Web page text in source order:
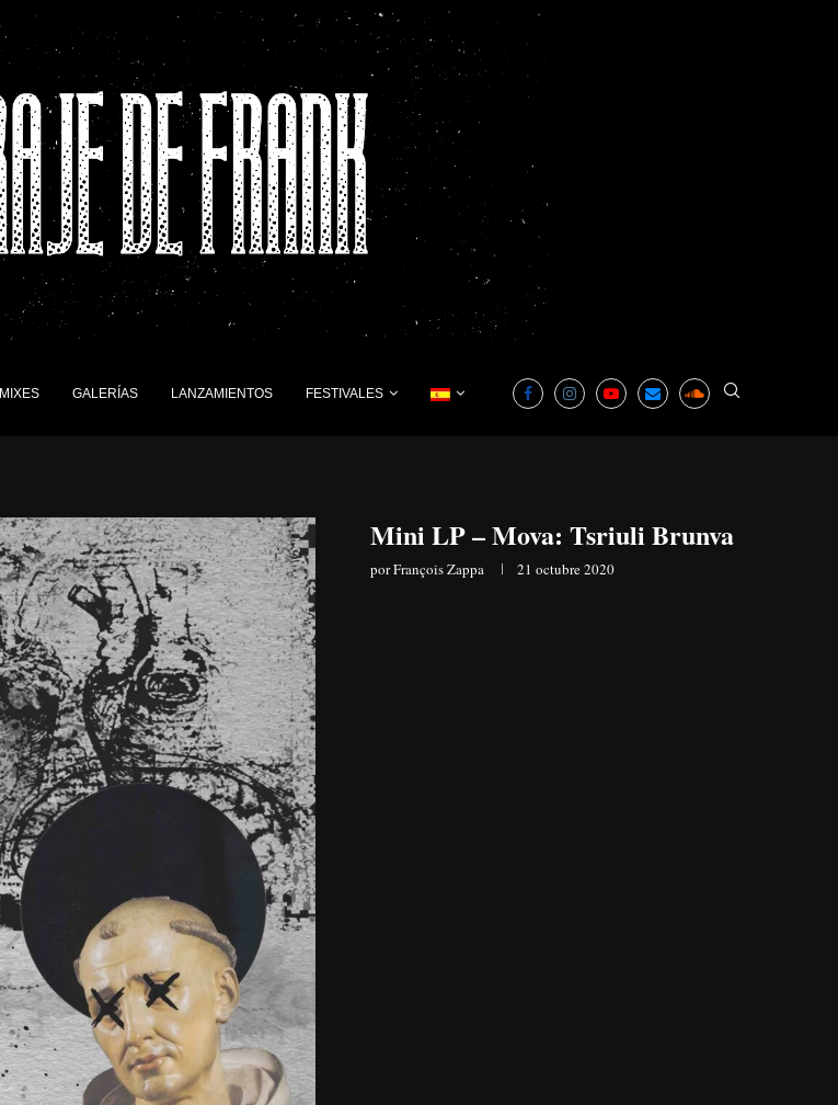
MIXES GALERÍAS LANZAMIENTOS FESTIVALES
Mini LP – Mova: Tsriuli Brunva
porFrançois Zappa 21 octubre 2020